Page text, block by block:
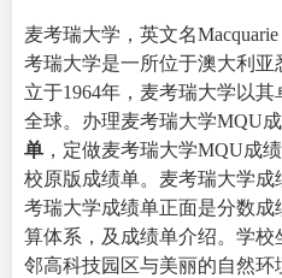
麦考瑞大学，英文名
考瑞大学是一所位于澳大利亚
立于1964年，麦考瑞大学以
全球。办理麦考瑞大学MQU成
单 ，定做麦考瑞大学MQU成
校原版成绩单。麦考瑞大学
考瑞大学成绩单正面是分数
算体系，及成绩单介绍。学
邻高科技园区与美丽的自然环